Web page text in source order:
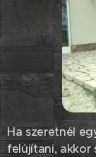
Ha szeretnél
felújítani, akkor